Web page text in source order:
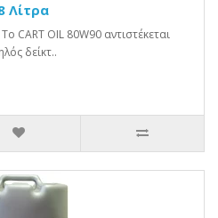
Λίτρα
CART OIL 80W90 αντιστέκεται
δείκτ..